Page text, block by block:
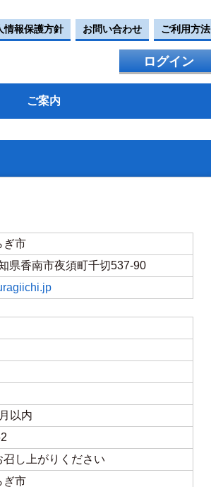
情報保護方針 お問い合わせ ご利用方法
ログイン
ご案内
ぎ市
県香南市夜須町千切537-90
以内
召し上がりください
ぎ市